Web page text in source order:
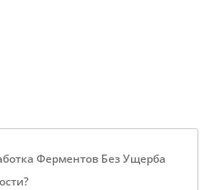
Ферментов Без Ущерба